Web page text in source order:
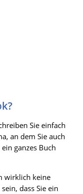
Sie einfach
an dem Sie auch
ganzes Buch
wirklich keine
dass Sie ein